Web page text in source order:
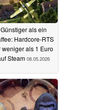
Günstiger als ein
Hardcore-RTS
weniger als 1 Euro
Steam 08.05.2026